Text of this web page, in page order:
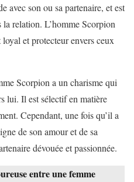
avec son ou sa partenaire, et est
la relation. L’homme Scorpion
et protecteur envers ceux
Scorpion a un charisme qui
lui. Il est sélectif en matière
Cependant, une fois qu’il a
de son amour et de sa
dévouée et passionnée.
entre une femme